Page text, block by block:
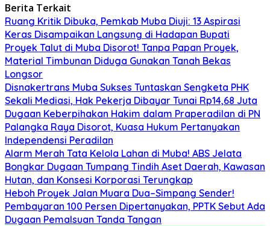
Berita Terkait
Ruang Kritik Dibuka, Pemkab Muba Diuji: 13 Aspirasi
Keras Disampaikan Langsung di Hadapan Bupati
Proyek Talut di Muba Disorot! Tanpa Papan Proyek,
Material Timbunan Diduga Gunakan Tanah Bekas
Longsor
Disnakertrans Muba Sukses Tuntaskan Sengketa PHK
Sekali Mediasi, Hak Pekerja Dibayar Tunai Rp14,68 Juta
Dugaan Keberpihakan Hakim dalam Praperadilan di PN
Palangka Raya Disorot, Kuasa Hukum Pertanyakan
Independensi Peradilan
Alarm Merah Tata Kelola Lahan di Muba! ABS Jelata
Bongkar Dugaan Tumpang Tindih Aset Daerah, Kawasan
Hutan, dan Konsesi Korporasi Terungkap
Heboh Proyek Jalan Muara Dua–Simpang Sender!
Pembayaran 100 Persen Dipertanyakan, PPTK Sebut Ada
Dugaan Pemalsuan Tanda Tangan